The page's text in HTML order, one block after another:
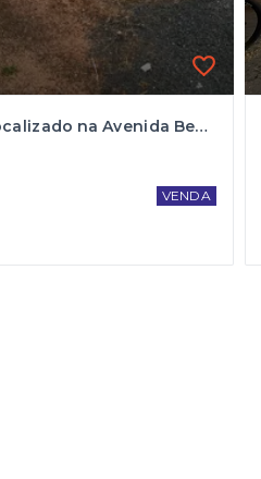
Terreno para Venda localizado na Avenida Benedito Vieira Garcia (Av. Frei Marcelo Manília) em Buritama
VENDA